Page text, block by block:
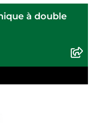
à double